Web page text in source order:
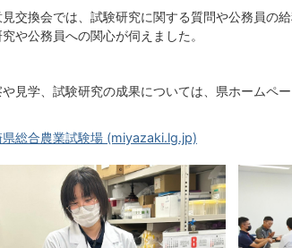
交換会では、試験研究に関する質問や公務員の
や公務員への関心が伺えました。
見学、試験研究の成果については、県ホームペ
県総合農業試験場 (miyazaki.lg.jp)